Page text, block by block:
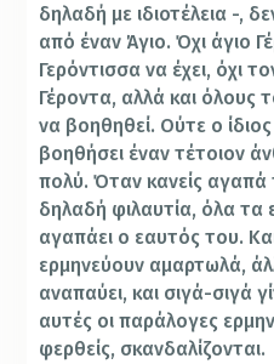
δηλαδή με ιδιοτέλεια -,
από έναν Άγιο. Όχι άγιο
Γερόντισσα να έχει, όχι
Γέροντα, αλλά και όλους
να βοηθηθεί. Ούτε ο
βοηθήσει έναν τέτοιον
πολύ. Όταν κανείς αγαπά
δηλαδή φιλαυτία, όλα τα
αγαπάει ο εαυτός του.
ερμηνεύουν αμαρτωλά,
αναπαύει, και σιγά-σιγά
αυτές οι παράλογες
φερθείς, σκανδαλίζονται.